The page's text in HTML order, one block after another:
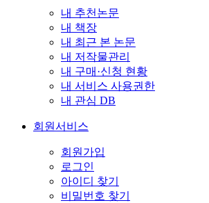
내 추천논문
내 책장
내 최근 본 논문
내 저작물관리
내 구매·신청 현황
내 서비스 사용권한
내 관심 DB
회원서비스
회원가입
로그인
아이디 찾기
비밀번호 찾기